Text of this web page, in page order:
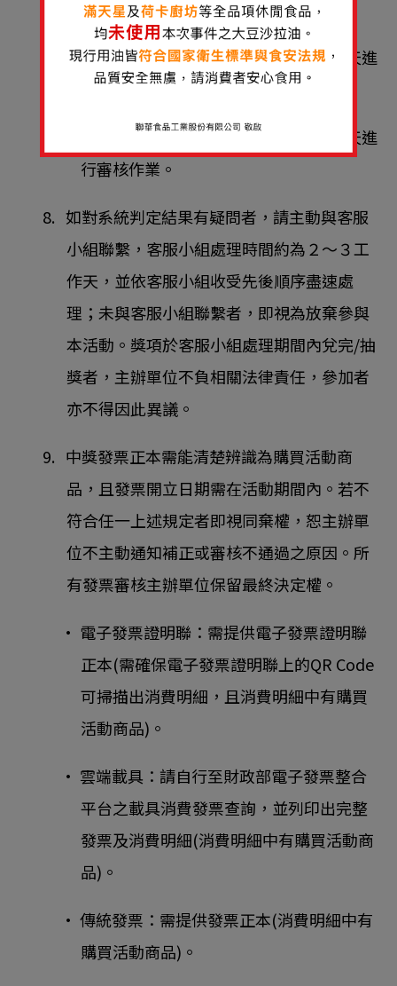
後，需5~14個工作天進行審核作業。
• 雲端載具：採人工審核，需3~5個工作天進
行審核作業。
• 傳統發票：採人工審核，需3~5個工作天進
行審核作業。
8. 如對系統判定結果有疑問者，請主動與客服
小組聯繫，客服小組處理時間約為２～３工
作天，並依客服小組收受先後順序盡速處
理；未與客服小組聯繫者，即視為放棄參與
本活動。獎項於客服小組處理期間內兌完/抽
獎者，主辦單位不負相關法律責任，參加者
亦不得因此異議。
9. 中獎發票正本需能清楚辨識為購買活動商
品，且發票開立日期需在活動期間內。若不
符合任一上述規定者即視同棄權，恕主辦單
位不主動通知補正或審核不通過之原因。所
有發票審核主辦單位保留最終決定權。
• 電子發票證明聯：需提供電子發票證明聯
正本(需確保電子發票證明聯上的QR Code
可掃描出消費明細，且消費明細中有購買
活動商品)。
• 雲端載具：請自行至財政部電子發票整合
平台之載具消費發票查詢，並列印出完整
發票及消費明細(消費明細中有購買活動商
品)。
• 傳統發票：需提供發票正本(消費明細中有
購買活動商品)。